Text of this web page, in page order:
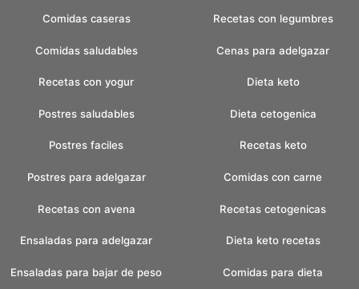
Comidas caseras
Comidas saludables
Recetas con yogur
Postres saludables
Postres faciles
Postres para adelgazar
Recetas con avena
Ensaladas para adelgazar
Ensaladas para bajar de peso
Recetas con legumbres
Cenas para adelgazar
Dieta keto
Dieta cetogenica
Recetas keto
Comidas con carne
Recetas cetogenicas
Dieta keto recetas
Comidas para dieta